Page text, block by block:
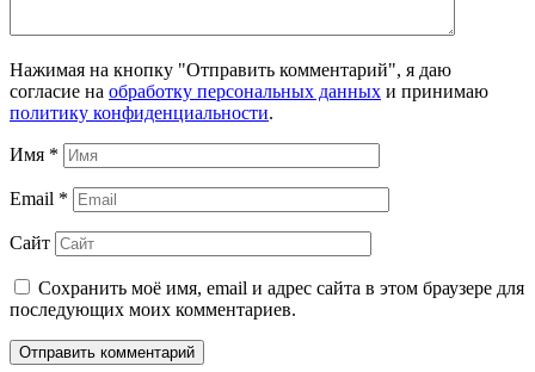
Нажимая на кнопку "Отправить комментарий", я даю
согласие на обработку персональных данных и принимаю
политику конфиденциальности.
Имя *
Email *
Сайт
Сохранить моё имя, email и адрес сайта в этом браузере для
последующих моих комментариев.